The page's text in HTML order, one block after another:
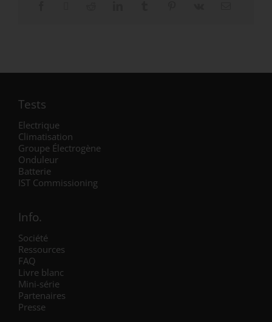
Tests
Electrique
Climatisation
Groupe Électrogène
Onduleur
Batterie
IST Commissioning
Info.
Société
Ressources
FAQ
Livre blanc
Mini-série
Partenaires
Presse